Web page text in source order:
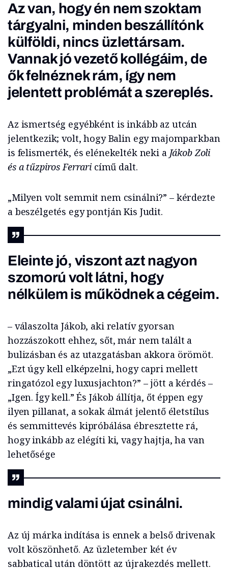
Az van, hogy én nem szoktam
tárgyalni, minden beszállítónk
külföldi, nincs üzlettársam.
Vannak jó vezető kollégáim, de
ők felnéznek rám, így nem
jelentett problémát a szereplés.
Az ismertség egyébként is inkább az utcán
jelentkezik; volt, hogy Balin egy majomparkban
is felismerték, és elénekelték neki a Jákob Zoli
és a tűzpiros Ferraricímű dalt.
„Milyen volt semmit nem csinálni?” – kérdezte
a beszélgetés egy pontján Kis Judit.
Eleinte jó, viszont azt nagyon
szomorú volt látni, hogy
nélkülem is működnek a cégeim.
– válaszolta Jákob, aki relatív gyorsan
hozzászokott ehhez, sőt, már nem talált a
bulizásban és az utazgatásban akkora örömöt.
„Ezt úgy kell elképzelni, hogy capri mellett
ringatózol egy luxusjachton?” – jött a kérdés –
„Igen. Így kell.” És Jákob állítja, őt éppen egy
ilyen pillanat, a sokak álmát jelentő életstílus
és semmittevés kipróbálása ébresztette rá,
hogy inkább az elégíti ki, vagy hajtja, ha van
lehetősége
mindig valami újat csinálni.
Az új márka indítása is ennek a belső drivenak
volt köszönhető. Az üzletember két év
sabbatical után döntött az újrakezdés mellett.